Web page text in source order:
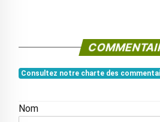
Consultez notre charte des
Nom